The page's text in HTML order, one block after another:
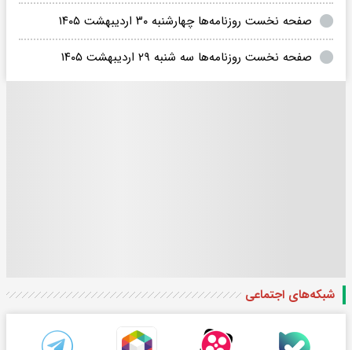
صفحه نخست روزنامه‌ها چهارشنبه ۳۰ اردیبهشت ۱۴۰۵
صفحه نخست روزنامه‌ها سه شنبه ۲۹ اردیبهشت ۱۴۰۵
شبکه‌های اجتماعی